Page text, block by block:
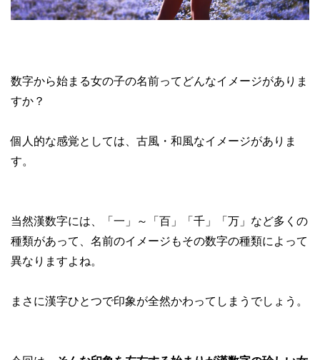
数字から始まる女の子の名前ってどんなイメージがありま
すか？
個人的な感覚としては、古風・和風なイメージがありま
す。
当然漢数字には、「一」～「百」「千」「万」など多くの
種類があって、名前のイメージもその数字の種類によって
異なりますよね。
まさに漢字ひとつで印象が全然かわってしまうでしょう。